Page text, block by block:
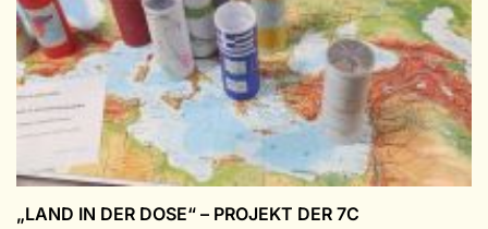
„LAND IN DER DOSE“ – PROJEKT DER 7C